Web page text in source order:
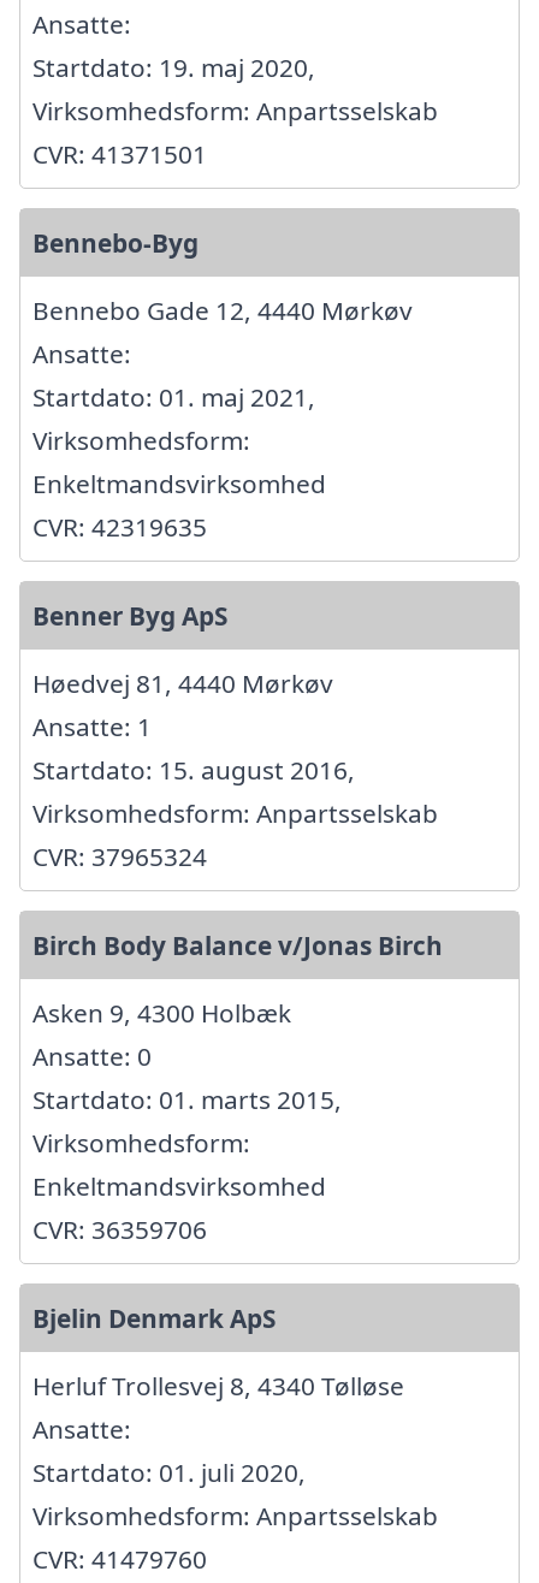
Ansatte:
Startdato: 19. maj 2020,
Virksomhedsform: Anpartsselskab
CVR: 41371501
Bennebo-Byg
Bennebo Gade 12, 4440 Mørkøv
Ansatte:
Startdato: 01. maj 2021,
Virksomhedsform:
Enkeltmandsvirksomhed
CVR: 42319635
Benner Byg ApS
Høedvej 81, 4440 Mørkøv
Ansatte: 1
Startdato: 15. august 2016,
Virksomhedsform: Anpartsselskab
CVR: 37965324
Birch Body Balance v/Jonas Birch
Asken 9, 4300 Holbæk
Ansatte: 0
Startdato: 01. marts 2015,
Virksomhedsform:
Enkeltmandsvirksomhed
CVR: 36359706
Bjelin Denmark ApS
Herluf Trollesvej 8, 4340 Tølløse
Ansatte:
Startdato: 01. juli 2020,
Virksomhedsform: Anpartsselskab
CVR: 41479760